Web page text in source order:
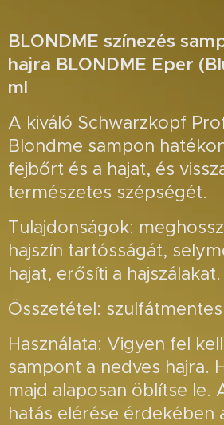
BLONDME színezés
hajra BLONDME Eper
ml
A kiváló Schwarzkopf
Blondme sampon
fejbőrt és a hajat, és
természetes szépségét.
Tulajdonságok:
hajszín tartósságát,
hajat, erősíti a hajszálakat.
Összetétel: szulfátmentes
Használata: Vigyen fel
sampont a nedves hajra.
majd alaposan öblítse le.
hatás elérése érdekében